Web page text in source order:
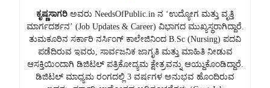
ಕೃಷ್ಣಸಾಗರಿ ಅವರು NeedsOfPublic.in ನ ‘ಉದ್ಯೋಗ ಮತ್ತು ವೃತ್ತಿ
ಮಾರ್ಗದರ್ಶನ’ (Job Updates & Career) ವಿಭಾಗದ ಮುಖ್ಯಸ್ಥರಾಗಿದ್ದಾರೆ.
ತುಮಕೂರಿನ ಸರ್ಕಾರಿ ನರ್ಸಿಂಗ್ ಕಾಲೇಜಿನಿಂದ B.Sc (Nursing) ಪದವಿ
ಪಡೆದಿರುವ ಇವರು, ಸಾರ್ವಜನಿಕ ಜಾಗೃತಿ ಮತ್ತು ಮಾಹಿತಿ ನೀಡುವ
ಆಸಕ್ತಿಯಿಂದಾಗಿ ಡಿಜಿಟಲ್ ಪತ್ರಿಕೋದ್ಯಮ ಕ್ಷೇತ್ರವನ್ನು ಆಯ್ದುಕೊಂಡಿದ್ದಾರೆ.
ಡಿಜಿಟಲ್ ಮಾಧ್ಯಮ ರಂಗದಲ್ಲಿ 3 ವರ್ಷಗಳ ಅನುಭವ ಹೊಂದಿರುವ